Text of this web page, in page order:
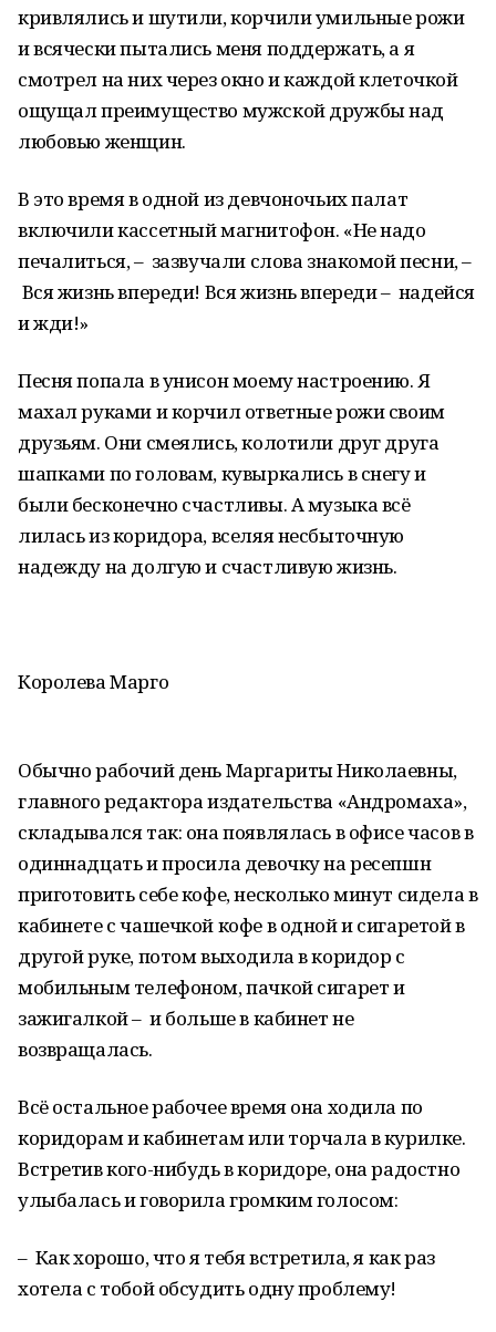
кривлялись и шутили, корчили умильные рожи
и всячески пытались меня поддержать, а я
смотрел на них через окно и каждой клеточкой
ощущал преимущество мужской дружбы над
любовью женщин.
В это время в одной из девчоночьих палат
включили кассетный магнитофон. «Не надо
печалиться, – зазвучали слова знакомой песни, –
Вся жизнь впереди! Вся жизнь впереди – надейся
и жди!»
Песня попала в унисон моему настроению. Я
махал руками и корчил ответные рожи своим
друзьям. Они смеялись, колотили друг друга
шапками по головам, кувыркались в снегу и
были бесконечно счастливы. А музыка всё
лилась из коридора, вселяя несбыточную
надежду на долгую и счастливую жизнь.
Королева Марго
Обычно рабочий день Маргариты Николаевны,
главного редактора издательства «Андромаха»,
складывался так: она появлялась в офисе часов в
одиннадцать и просила девочку на ресепшн
приготовить себе кофе, несколько минут сидела в
кабинете с чашечкой кофе в одной и сигаретой в
другой руке, потом выходила в коридор с
мобильным телефоном, пачкой сигарет и
зажигалкой – и больше в кабинет не
возвращалась.
Всё остальное рабочее время она ходила по
коридорам и кабинетам или торчала в курилке.
Встретив кого-нибудь в коридоре, она радостно
улыбалась и говорила громким голосом:
– Как хорошо, что я тебя встретила, я как раз
хотела с тобой обсудить одну проблему!